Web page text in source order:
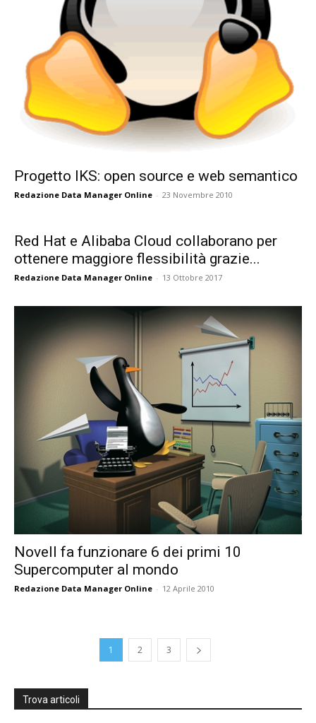
Progetto IKS: open source e web semantico
Redazione Data Manager Online - 23 Novembre 2010
Red Hat e Alibaba Cloud collaborano per
ottenere maggiore flessibilità grazie...
Redazione Data Manager Online - 13 Ottobre 2017
Novell fa funzionare 6 dei primi 10
Supercomputer al mondo
Redazione Data Manager Online - 12 Aprile 2010
1 2 3
Trova articoli